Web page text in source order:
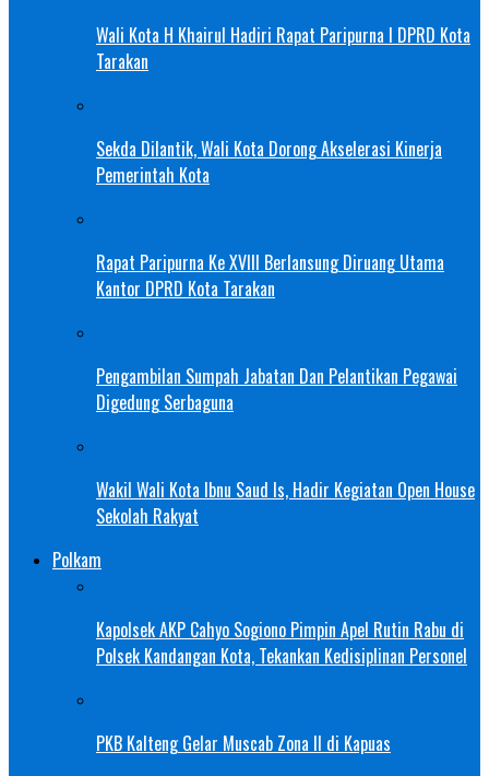
Wali Kota H Khairul Hadiri Rapat Paripurna I DPRD Kota
Tarakan
Sekda Dilantik, Wali Kota Dorong Akselerasi Kinerja
Pemerintah Kota
Rapat Paripurna Ke XVIII Berlansung Diruang Utama
Kantor DPRD Kota Tarakan
Pengambilan Sumpah Jabatan Dan Pelantikan Pegawai
Digedung Serbaguna
Wakil Wali Kota Ibnu Saud Is, Hadir Kegiatan Open House
Sekolah Rakyat
Polkam
Kapolsek AKP Cahyo Sogiono Pimpin Apel Rutin Rabu di
Polsek Kandangan Kota, Tekankan Kedisiplinan Personel
PKB Kalteng Gelar Muscab Zona II di Kapuas